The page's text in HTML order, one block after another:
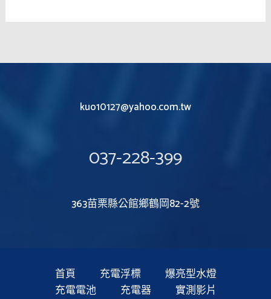
kuo10127@yahoo.com.tw
037-228-399
363苗栗縣公館鄉鶴岡82-2號
首頁 充電浮標
爆亮型水燈
充電電池
充電器
實測影片